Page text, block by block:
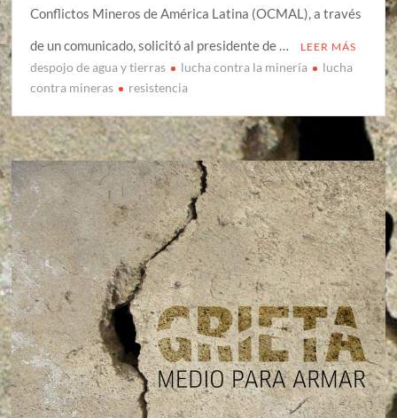
Conflictos Mineros de América Latina (OCMAL), a través
de un comunicado, solicitó al presidente de …
LEER MÁS
despojo de agua y tierras lucha contra la minería
lucha
contra mineras
resistencia